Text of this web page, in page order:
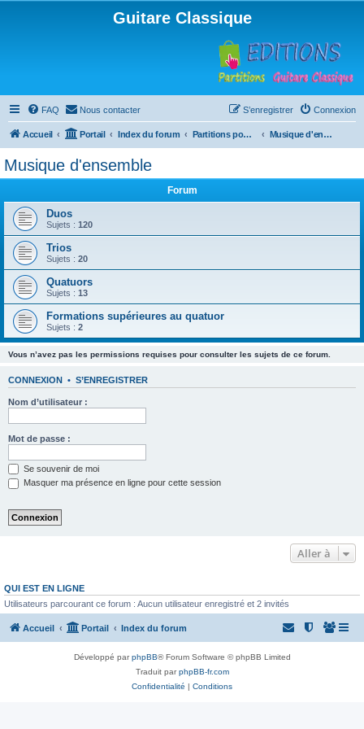
Guitare Classique
FAQ Nous contacter Connexion
S’enregistrer
Accueil Portail Index du forum Partitions pour guitare en libre téléchargement Musique d'ensemble
Musique d'ensemble
Forum
Duos
Sujets : 120
Trios
Sujets : 20
Quatuors
Sujets : 13
Formations supérieures au quatuor
Sujets : 2
Vous n’avez pas les permissions requises pour consulter les sujets de ce forum.
CONNEXION • S’ENREGISTRER
Nom d’utilisateur :
Mot de passe :
Se souvenir de moi
Masquer ma présence en ligne pour cette session
Aller à
QUI EST EN LIGNE
Utilisateurs parcourant ce forum : Aucun utilisateur enregistré et 2 invités
Accueil Portail Index du forum
Développé parphpBB® Forum Software © phpBB Limited
Traduit parphpBB-fr.com
Confidentialité | Conditions